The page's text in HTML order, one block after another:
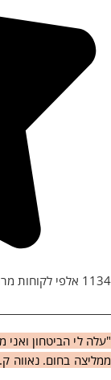
1134 אלפי לקוחות מרוצים - לחוות הדעת לחצו כאן
"עלה לי הביטחון
ממליצה בחום. נאווה